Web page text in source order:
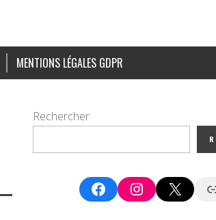
MENTIONS LÉGALES GDPR
Rechercher
FacebookInstagram
X